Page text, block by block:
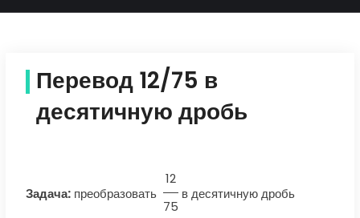
Перевод 12/75 в
десятичную дробь
Задача:преобразовать
12
75
в десятичную дробь